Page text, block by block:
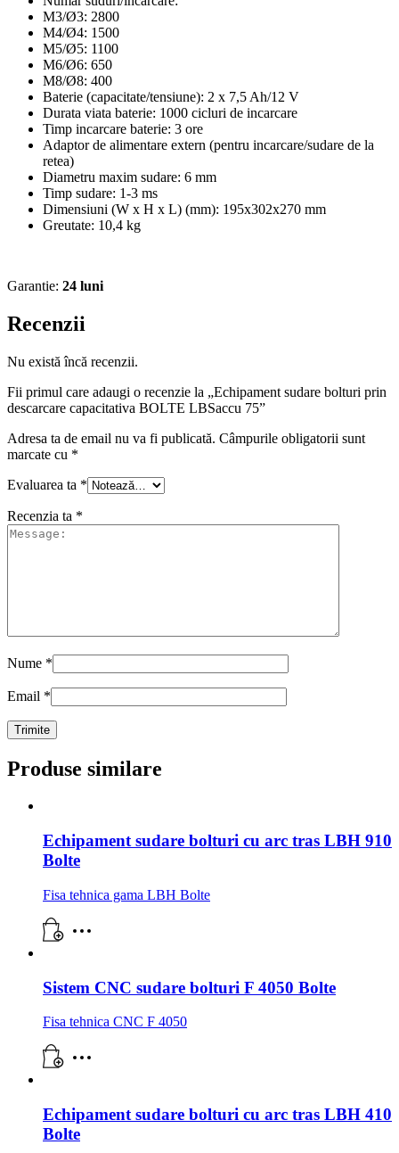
M3/Ø3: 2800
M4/Ø4: 1500
M5/Ø5: 1100
M6/Ø6: 650
M8/Ø8: 400
Baterie (capacitate/tensiune): 2 x 7,5 Ah/12 V
Durata viata baterie: 1000 cicluri de incarcare
Timp incarcare baterie: 3 ore
Adaptor de alimentare extern (pentru incarcare/sudare de la
retea)
Diametru maxim sudare: 6 mm
Timp sudare: 1-3 ms
Dimensiuni (W x H x L) (mm): 195x302x270 mm
Greutate: 10,4 kg
Garantie: 24 luni
Recenzii
Nu există încă recenzii.
Fii primul care adaugi o recenzie la „Echipament sudare bolturi prin
descarcare capacitativa BOLTE LBSaccu 75”
Adresa ta de email nu va fi publicată. Câmpurile obligatorii sunt
marcate cu *
Evaluarea ta *
Recenzia ta *
Nume *
Email *
Produse similare
Echipament sudare bolturi cu arc tras LBH 910
Bolte
Fisa tehnica gama LBH Bolte
Sistem CNC sudare bolturi F 4050 Bolte
Fisa tehnica CNC F 4050
Echipament sudare bolturi cu arc tras LBH 410
Bolte